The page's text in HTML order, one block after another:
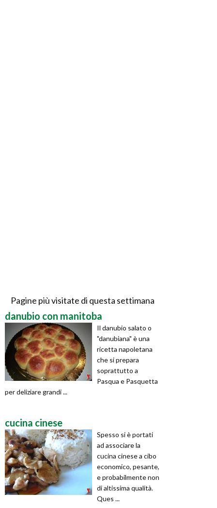
Pagine più visitate di questa settimana
danubio con manitoba
Il danubio salato o
"danubiana" è una
ricetta napoletana
che si prepara
soprattutto a
Pasqua e Pasquetta
per deliziare grandi ...
cucina cinese
Spesso si è portati
ad associare la
cucina cinese a cibo
economico, pesante,
e probabilmente non
di altissima qualità.
Ques ...